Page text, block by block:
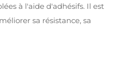
à l'aide d'adhésifs. Il est
sa résistance, sa